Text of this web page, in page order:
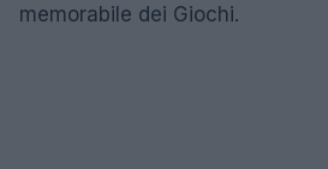
memorabile dei Giochi.